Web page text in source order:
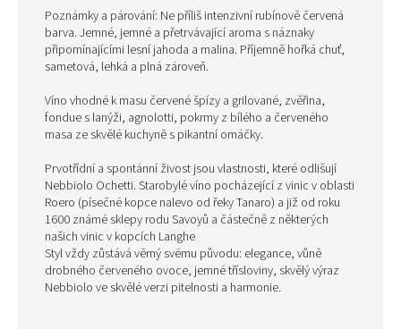
Poznámky a párování: Ne příliš intenzivní rubínově červená
barva. Jemné, jemné a přetrvávající aroma s náznaky
připomínajícími lesní jahoda a malina. Příjemně hořká chuť,
sametová, lehká a plná zároveň.
Víno vhodné k masu červené špízy a grilované, zvěřina,
fondue s lanýži, agnolotti, pokrmy z bílého a červeného
masa ze skvělé kuchyně s pikantní omáčky.
Prvotřídní a spontánní živost jsou vlastnosti, které odlišují
Nebbiolo Ochetti. Starobylé víno pocházející z vinic v oblasti
Roero (písečné kopce nalevo od řeky Tanaro) a již od roku
1600 známé sklepy rodu Savoyů a částečně z některých
našich vinic v kopcích Langhe
Styl vždy zůstává věrný svému původu: elegance, vůně
drobného červeného ovoce, jemné třísloviny, skvělý výraz
Nebbiolo ve skvělé verzi pitelnosti a harmonie.